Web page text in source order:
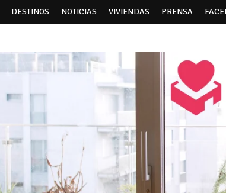
DESTINOS NOTICIAS VIVIENDAS PRENSA